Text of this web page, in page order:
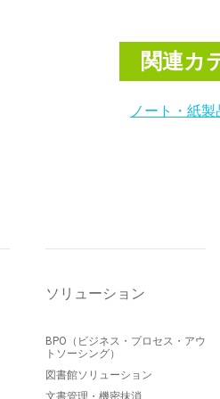
関連カ
ノート・紙製
ソリューション
BPO（ビジネス・プロセス・アウ
トソーシング）
図書館ソリューション
文書管理・機密抹消